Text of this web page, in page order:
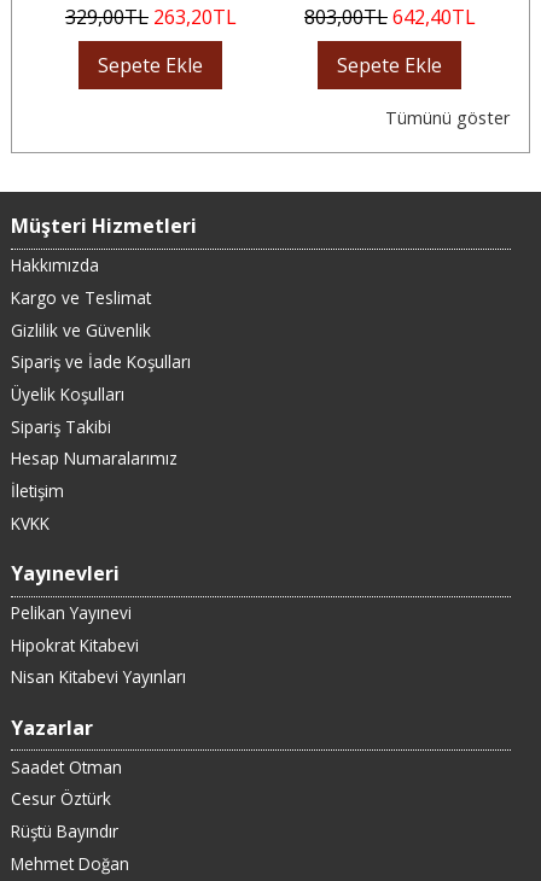
329,00TL 263,20TL
Sepete Ekle
803,00TL642,40TL
Sepete Ekle
Tümünü göster
Müşteri Hizmetleri
Hakkımızda
Kargo ve Teslimat
Gizlilik ve Güvenlik
Sipariş ve İade Koşulları
Üyelik Koşulları
Sipariş Takibi
Hesap Numaralarımız
İletişim
KVKK
Yayınevleri
Pelikan Yayınevi
Hipokrat Kitabevi
Nisan Kitabevi Yayınları
Yazarlar
Saadet Otman
Cesur Öztürk
Rüştü Bayındır
Mehmet Doğan